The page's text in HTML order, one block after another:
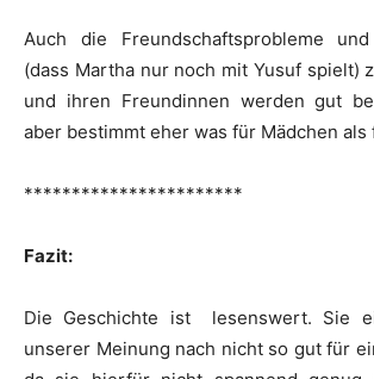
Auch die Freundschaftsprobleme
(dass Martha nur noch mit Yusuf spielt)
und ihren Freundinnen werden gut
aber bestimmt eher was für Mädchen als
***********************
Fazit:
Die Geschichte ist lesenswert. Sie
unserer Meinung nach nicht so gut für